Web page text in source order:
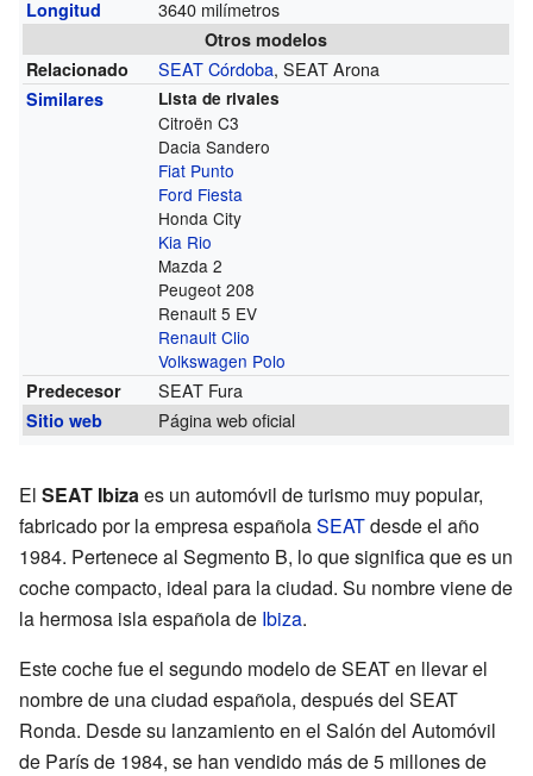
Longitud
3640 milímetros
Otros modelos
Relacionado
SEAT Córdoba, SEAT Arona
Similares Lista de rivales
Citroën C3
Dacia Sandero
Fiat Punto
Ford Fiesta
Honda City
Kia Rio
Mazda 2
Peugeot 208
Renault 5 EV
Renault Clio
Volkswagen Polo
Predecesor
SEAT Fura
Sitio web Página web oficial
El SEAT Ibizaes un automóvil de turismo muy popular,
fabricado por la empresa españolaSEATdesde el año
1984. Pertenece al Segmento B, lo que significa que es un
coche compacto, ideal para la ciudad. Su nombre viene de
la hermosa isla española de Ibiza.
Este coche fue el segundo modelo de SEAT en llevar el
nombre de una ciudad española, después del SEAT
Ronda. Desde su lanzamiento en el Salón del Automóvil
de París de 1984, se han vendido más de 5 millones de